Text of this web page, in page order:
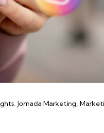
Jornada Marketing